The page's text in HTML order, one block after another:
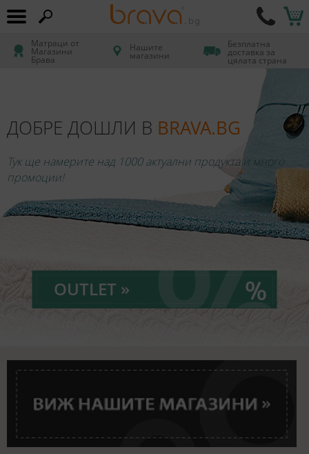
Матраци от
Магазини
Брава
Нашите
магазини
Безплатна
доставка за
цялата страна
ДОБРЕ ДОШЛИ В BRAVA.BG
Тук ще намерите над 1000 актуални продукта и много
промоции!
OUTLET »